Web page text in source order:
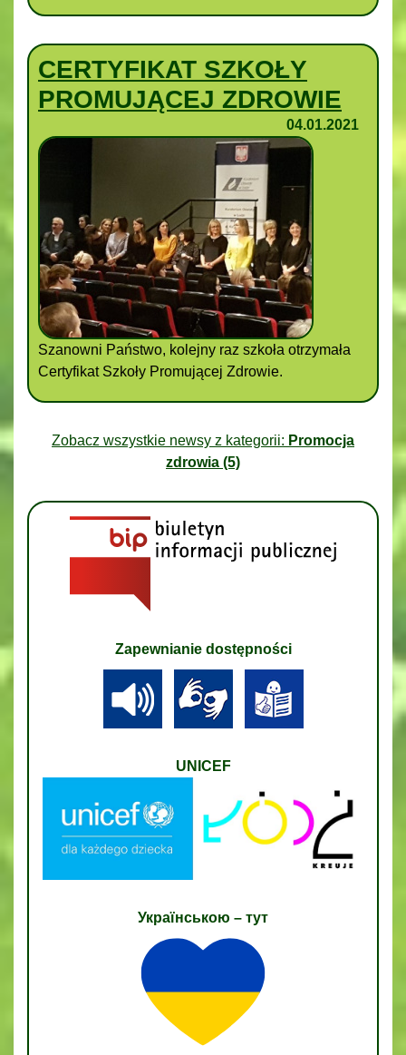
CERTYFIKAT SZKOŁY
PROMUJĄCEJ ZDROWIE
04.01.2021
Szanowni Państwo, kolejny raz szkoła otrzymała
Certyfikat Szkoły Promującej Zdrowie.
Zobacz wszystkie newsy z kategorii: Promocja
zdrowia (5)
Zapewnianie dostępności
UNICEF
Українською – тут